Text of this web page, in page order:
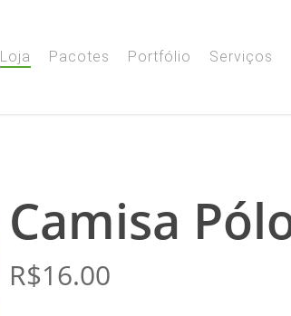
Loja Pacotes Portfólio Serviços
Camisa
R$16.00